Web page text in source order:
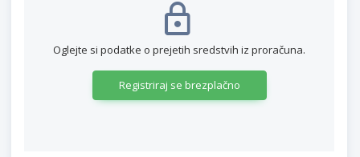
Oglejte si podatke o prejetih sredstvih iz proračuna.
Registriraj se brezplačno